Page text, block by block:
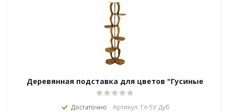
Деревянная подставка для цветов "Гусиные
лапки-5У"
Достаточно Артикул: Гл-5У Дуб